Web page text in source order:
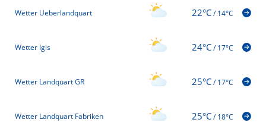
Wetter Ueberlandquart 22°C/14°C
Wetter Igis 24°C/17°C
Wetter Landquart GR 25°C/17°C
Wetter Landquart Fabriken 25°C/18°C